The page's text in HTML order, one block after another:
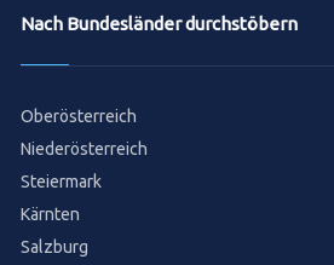
Nach Bundesländer durchstöbern
Oberösterreich
Niederösterreich
Steiermark
Kärnten
Salzburg